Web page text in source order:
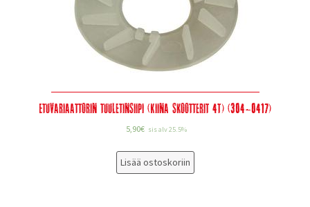
Etuvariaattorin tuuletinsiipi (Kiina skootterit 4T) (304-0417)
5,90€ sis alv 25.5%
Lisää ostoskoriin